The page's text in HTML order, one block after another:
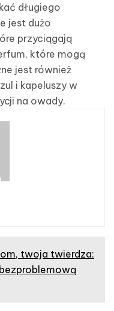
długiego
jest dużo
przyciągają
które mogą
jest również
i kapeluszy w
na owady.
twoja twierdza: